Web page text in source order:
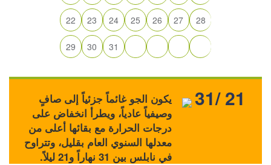
22 23 24 25 26 27 28
29 30 31
يكون الجو غائماً جزئياً إلى صافٍ
وصيفياً عادياً، ويطرأ انخفاض على
درجات الحرارة مع بقائها أعلى من
معدلها السنوي العام بقليل، وتتراوح
في نابلس بين 31 نهاراً و21 ليلاً.
31/ 21